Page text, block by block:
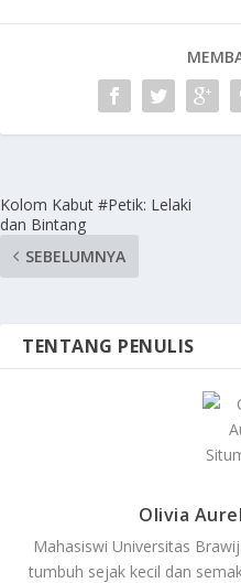
Kolom Kabut #Petik: Lelaki
dan Bintang
SEBELUMNYA
TENTANG PENULIS
Olivia
Mahasiswi Universitas
tumbuh sejak kecil dan